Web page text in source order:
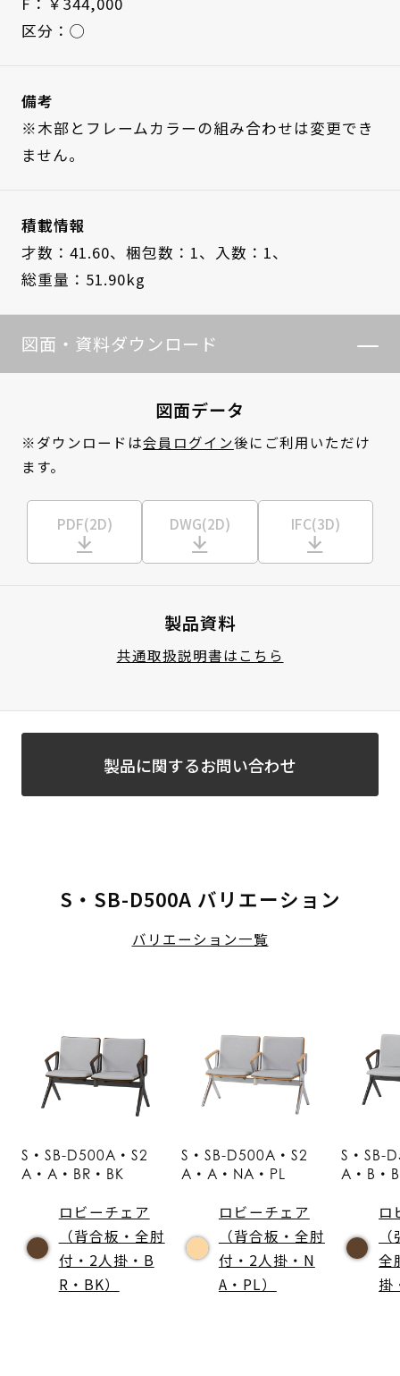
区分：◯
備考
※木部とフレームカラーの組み合わせは変更でき
ません。
積載情報
才数：41.60、 梱包数：1、 入数：1、
総重量：51.90kg
図面・資料ダウンロード
図面データ
※ダウンロードは会員ログイン後にご利用いただけ
ます。
PDF(2D) DWG(2D) IFC(3D)
製品資料
共通取扱説明書はこちら
製品に関するお問い合わせ
S・SB-D500A バリエーション
バリエーション一覧
S・SB-D500A・S2
A・A・BR・BK
ロビーチェア
（背合板・全肘
付・2人掛・B
R・BK）
S・SB-D500A・S2
A・A・NA・PL
ロビーチェア
（背合板・全肘
付・2人掛・N
A・PL）
S・SB-
A・B・
ロ
全
掛